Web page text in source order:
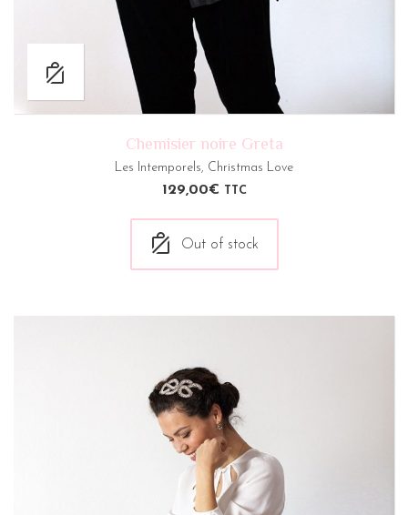
Chemisier noire Greta
Les Intemporels, Christmas Love
129,00€ TTC
Out of stock